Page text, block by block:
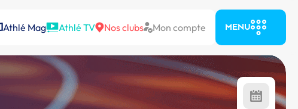
Athlé Mag Athlé TV Nos clubs Mon compte MENU